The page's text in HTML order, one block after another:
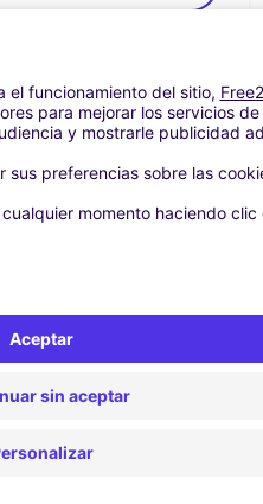
7 día(s)
Desde